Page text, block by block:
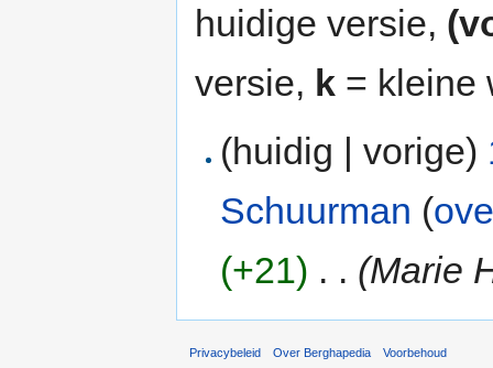
huidige versie,
versie, k = kleine
(huidig | vorige)
Schuurman (
(+21) . . (Marie
Privacybeleid Over Berghapedia Voorbehoud